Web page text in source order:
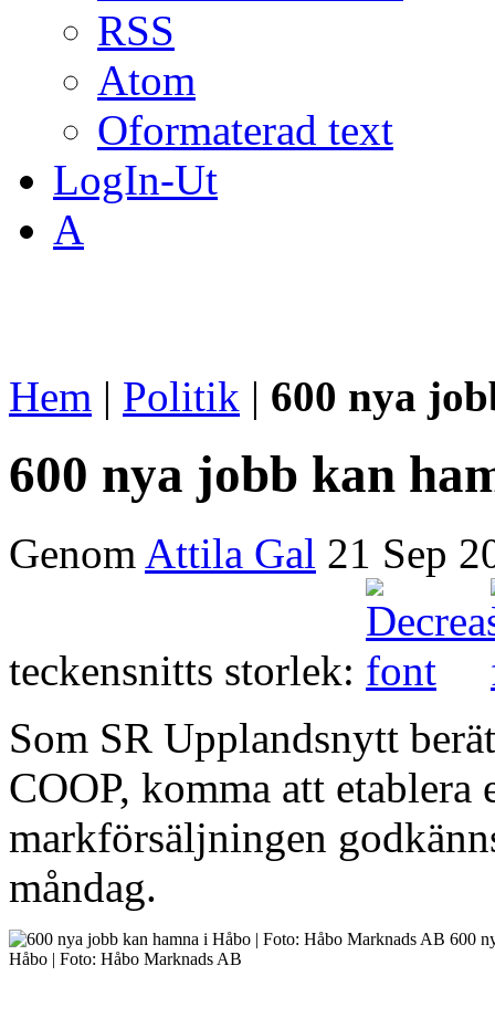
RSS
Atom
Oformaterad text
LogIn-Ut
A
Hem | Politik | 600 nya
600 nya jobb kan
Genom Attila Gal 21 Sep
teckensnitts storlek:
Som SR Upplandsnytt
COOP, komma att
markförsäljningen
måndag.
600
Håbo | Foto: Håbo Marknads AB